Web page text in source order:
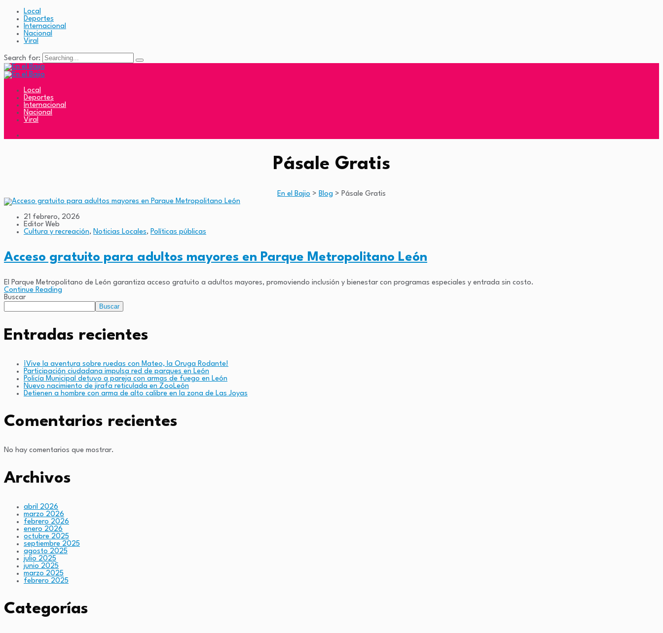
Local
Deportes
Internacional
Nacional
Viral
Search for:
Local
Deportes
Internacional
Nacional
Viral
Pásale Gratis
En el Bajio > Blog > Pásale Gratis
21 febrero, 2026
Editor Web
Cultura y recreación, Noticias Locales, Políticas públicas
Acceso gratuito para adultos mayores en Parque Metropolitano León
El Parque Metropolitano de León garantiza acceso gratuito a adultos mayores, promoviendo inclusión y bienestar con programas especiales y entrada sin costo.
Continue Reading
Buscar
Buscar
Entradas recientes
¡Vive la aventura sobre ruedas con Mateo, la Oruga Rodante!
Participación ciudadana impulsa red de parques en León
Policía Municipal detuvo a pareja con armas de fuego en León
Nuevo nacimiento de jirafa reticulada en ZooLeón
Detienen a hombre con arma de alto calibre en la zona de Las Joyas
Comentarios recientes
No hay comentarios que mostrar.
Archivos
abril 2026
marzo 2026
febrero 2026
enero 2026
octubre 2025
septiembre 2025
agosto 2025
julio 2025
junio 2025
marzo 2025
febrero 2025
Categorías